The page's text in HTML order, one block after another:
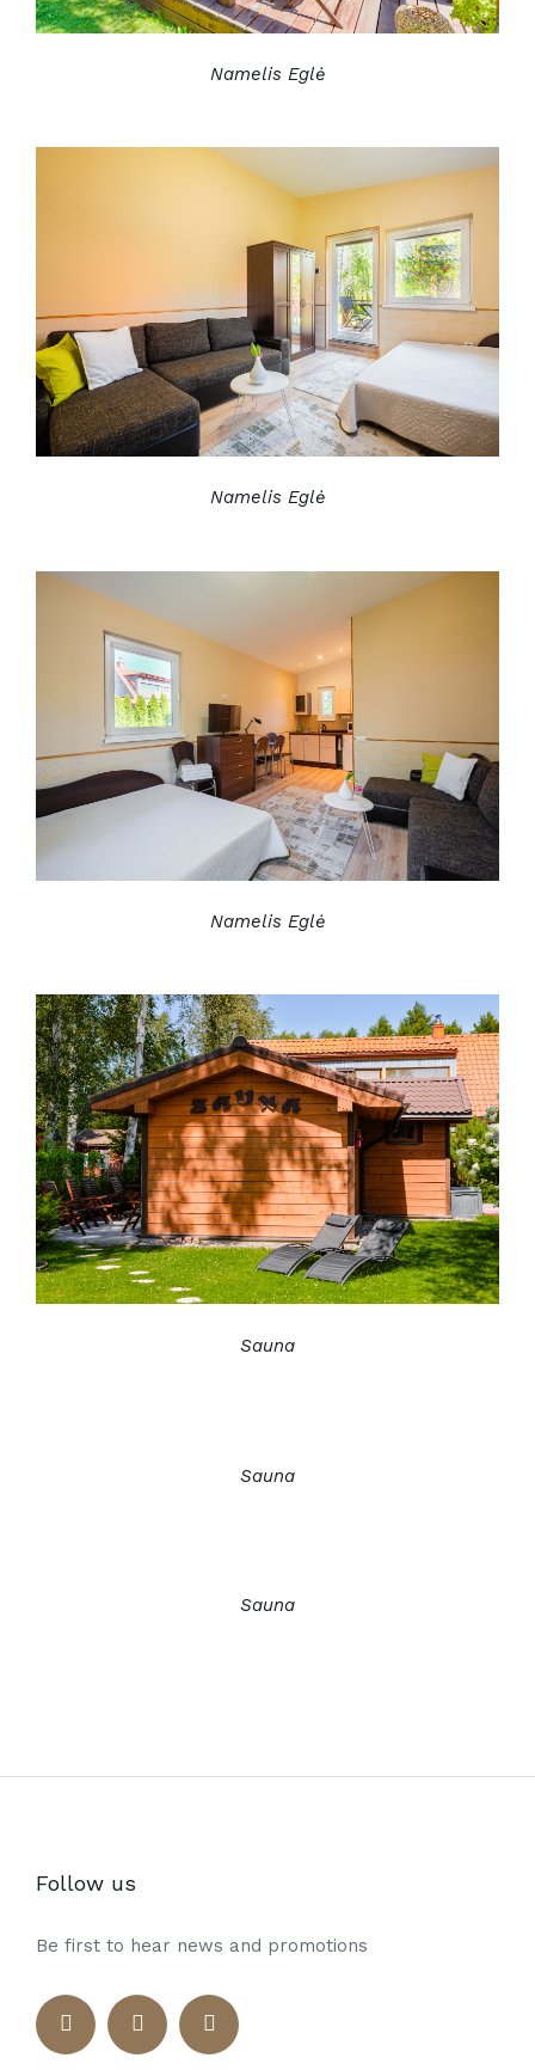
Namelis Eglė
Namelis Eglė
Namelis Eglė
Sauna
Sauna
Sauna
Follow us
Be first to hear news and promotions